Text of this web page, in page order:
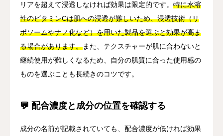
リアを超えて浸透しなければ効果は限定的です。 特に水溶
性のビタミンCは肌への浸透が難しいため、浸透技術（リ
ポソームやナノ化など）を用いた製品を選ぶと効果が高ま
る場合があります。また、テクスチャーが肌に合わないと
継続使用が難しくなるため、自分の肌質に合った使用感の
ものを選ぶことも長続きのコツです。
💬 配合濃度と成分の位置を確認する
成分の名前が記載されていても、配合濃度が低ければ効果